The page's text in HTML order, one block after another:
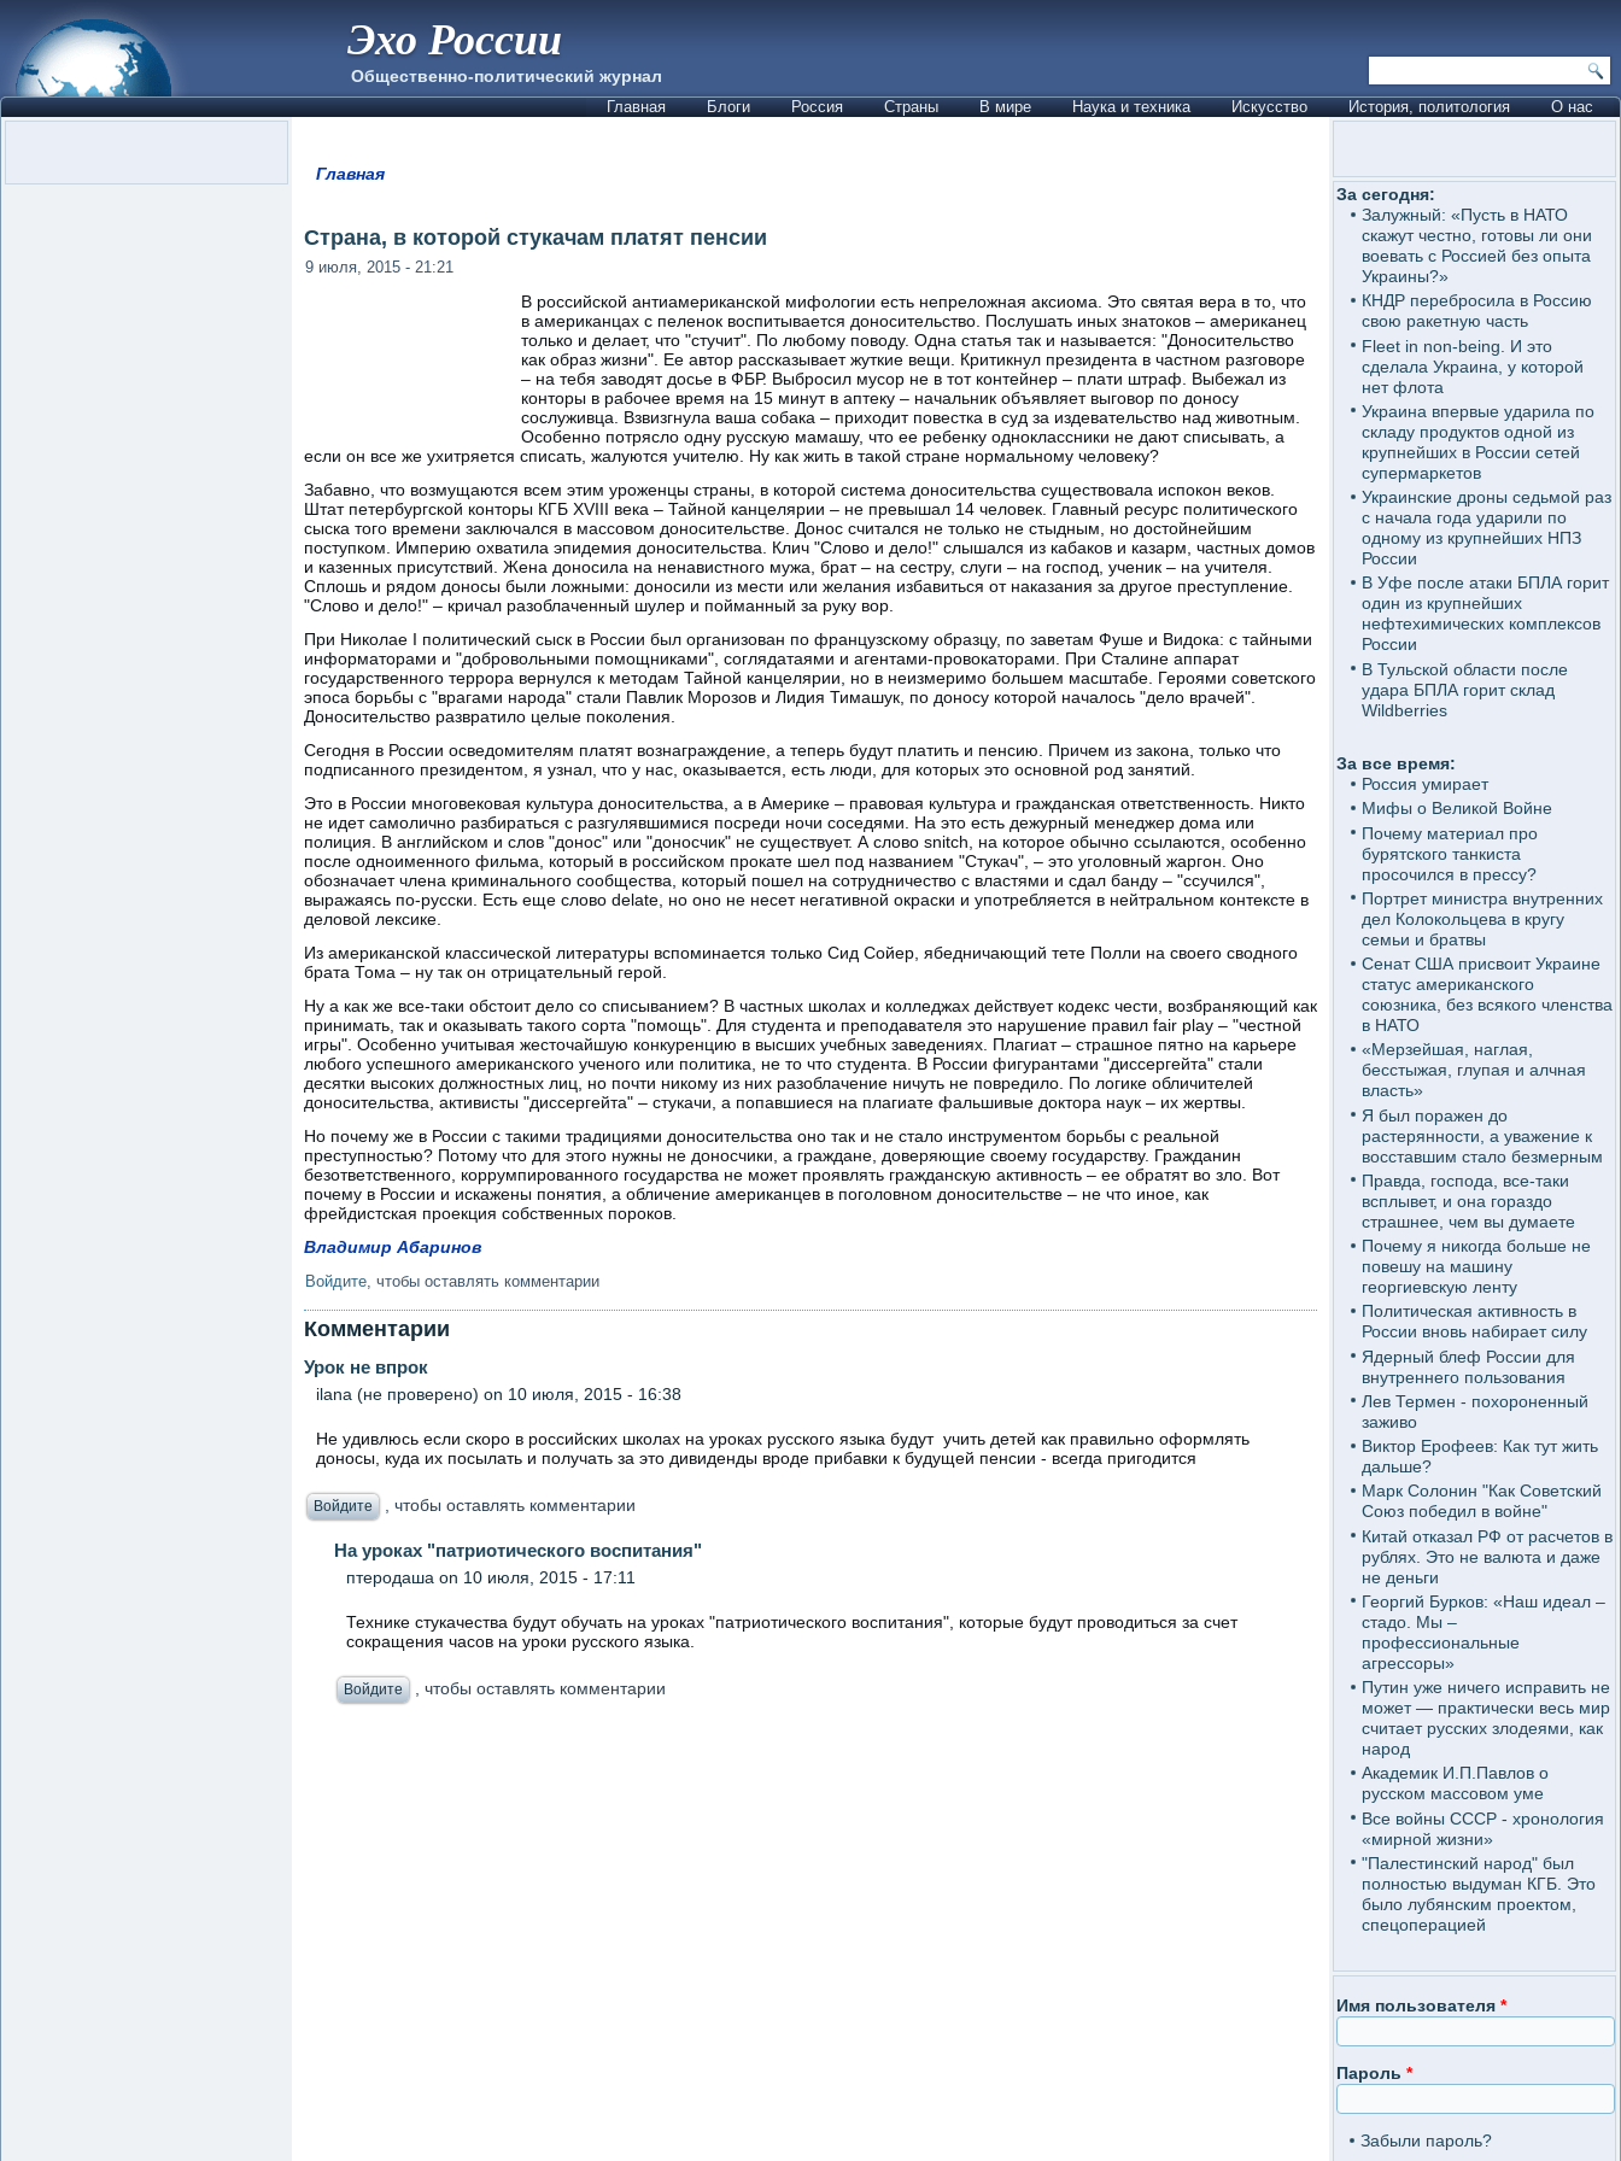
Эхо России
Общественно-политический журнал
Главная Блоги Россия Страны В мире Наука и техника Искусство История, политология О нас
Главная
Страна, в которой стукачам платят пенсии
9 июля, 2015 - 21:21
В российской антиамериканской мифологии есть непреложная аксиома. Это святая вера в то, что
в американцах с пеленок воспитывается доносительство. Послушать иных знатоков – американец
только и делает, что "стучит". По любому поводу. Одна статья так и называется: "Доносительство
как образ жизни". Ее автор рассказывает жуткие вещи. Критикнул президента в частном разговоре
– на тебя заводят досье в ФБР. Выбросил мусор не в тот контейнер – плати штраф. Выбежал из
конторы в рабочее время на 15 минут в аптеку – начальник объявляет выговор по доносу
сослуживца. Взвизгнула ваша собака – приходит повестка в суд за издевательство над животным.
Особенно потрясло одну русскую мамашу, что ее ребенку одноклассники не дают списывать, а
если он все же ухитряется списать, жалуются учителю. Ну как жить в такой стране нормальному человеку?
Забавно, что возмущаются всем этим уроженцы страны, в которой система доносительства существовала испокон веков.
Штат петербургской конторы КГБ XVIII века – Тайной канцелярии – не превышал 14 человек. Главный ресурс политического
сыска того времени заключался в массовом доносительстве. Донос считался не только не стыдным, но достойнейшим
поступком. Империю охватила эпидемия доносительства. Клич "Слово и дело!" слышался из кабаков и казарм, частных домов
и казенных присутствий. Жена доносила на ненавистного мужа, брат – на сестру, слуги – на господ, ученик – на учителя.
Сплошь и рядом доносы были ложными: доносили из мести или желания избавиться от наказания за другое преступление.
"Слово и дело!" – кричал разоблаченный шулер и пойманный за руку вор.
При Николае I политический сыск в России был организован по французскому образцу, по заветам Фуше и Видока: с тайными
информаторами и "добровольными помощниками", соглядатаями и агентами-провокаторами. При Сталине аппарат
государственного террора вернулся к методам Тайной канцелярии, но в неизмеримо большем масштабе. Героями советского
эпоса борьбы с "врагами народа" стали Павлик Морозов и Лидия Тимашук, по доносу которой началось "дело врачей".
Доносительство развратило целые поколения.
Сегодня в России осведомителям платят вознаграждение, а теперь будут платить и пенсию. Причем из закона, только что
подписанного президентом, я узнал, что у нас, оказывается, есть люди, для которых это основной род занятий.
Это в России многовековая культура доносительства, а в Америке – правовая культура и гражданская ответственность. Никто
не идет самолично разбираться с разгулявшимися посреди ночи соседями. На это есть дежурный менеджер дома или
полиция. В английском и слов "донос" или "доносчик" не существует. А слово snitch, на которое обычно ссылаются, особенно
после одноименного фильма, который в российском прокате шел под названием "Стукач", – это уголовный жаргон. Оно
обозначает члена криминального сообщества, который пошел на сотрудничество с властями и сдал банду – "ссучился",
выражаясь по-русски. Есть еще слово delate, но оно не несет негативной окраски и употребляется в нейтральном контексте в
деловой лексике.
Из американской классической литературы вспоминается только Сид Сойер, ябедничающий тете Полли на своего сводного
брата Тома – ну так он отрицательный герой.
Ну а как же все-таки обстоит дело со списыванием? В частных школах и колледжах действует кодекс чести, возбраняющий как
принимать, так и оказывать такого сорта "помощь". Для студента и преподавателя это нарушение правил fair play – "честной
игры". Особенно учитывая жесточайшую конкуренцию в высших учебных заведениях. Плагиат – страшное пятно на карьере
любого успешного американского ученого или политика, не то что студента. В России фигурантами "диссергейта" стали
десятки высоких должностных лиц, но почти никому из них разоблачение ничуть не повредило. По логике обличителей
доносительства, активисты "диссергейта" – стукачи, а попавшиеся на плагиате фальшивые доктора наук – их жертвы.
Но почему же в России с такими традициями доносительства оно так и не стало инструментом борьбы с реальной
преступностью? Потому что для этого нужны не доносчики, а граждане, доверяющие своему государству. Гражданин
безответственного, коррумпированного государства не может проявлять гражданскую активность – ее обратят во зло. Вот
почему в России и искажены понятия, а обличение американцев в поголовном доносительстве – не что иное, как
фрейдистская проекция собственных пороков.
Владимир Абаринов
Войдите , чтобы оставлять комментарии
Комментарии
Урок не впрок
ilana (не проверено) on 10 июля, 2015 - 16:38
Не удивлюсь если скоро в российских школах на уроках русского языка будут учить детей как правильно оформлять
доносы, куда их посылать и получать за это дивиденды вроде прибавки к будущей пенсии - всегда пригодится
Войдите , чтобы оставлять комментарии
На уроках "патриотического воспитания"
птеродаша on 10 июля, 2015 - 17:11
Технике стукачества будут обучать на уроках "патриотического воспитания", которые будут проводиться за счет
сокращения часов на уроки русского языка.
Войдите , чтобы оставлять комментарии
За сегодня:
Залужный: «Пусть в НАТО
скажут честно, готовы ли они
воевать с Россией без опыта
Украины?»
КНДР перебросила в Россию
свою ракетную часть
Fleet in non-being. И это
сделала Украина, у которой
нет флота
Украина впервые ударила по
складу продуктов одной из
крупнейших в России сетей
супермаркетов
Украинские дроны седьмой раз
с начала года ударили по
одному из крупнейших НПЗ
России
В Уфе после атаки БПЛА горит
один из крупнейших
нефтехимических комплексов
России
В Тульской области после
удара БПЛА горит склад
Wildberries
За все время:
Россия умирает
Мифы о Великой Войне
Почему материал про
бурятского танкиста
просочился в прессу?
Портрет министра внутренних
дел Колокольцева в кругу
семьи и братвы
Сенат США присвоит Украине
статус американского
союзника, без всякого членства
в НАТО
«Мерзейшая, наглая,
бесстыжая, глупая и алчная
власть»
Я был поражен до
растерянности, а уважение к
восставшим стало безмерным
Правда, господа, все-таки
всплывет, и она гораздо
страшнее, чем вы думаете
Почему я никогда больше не
повешу на машину
георгиевскую ленту
Политическая активность в
России вновь набирает силу
Ядерный блеф России для
внутреннего пользования
Лев Термен - похороненный
заживо
Виктор Ерофеев: Как тут жить
дальше?
Марк Солонин "Как Советский
Союз победил в войне"
Китай отказал РФ от расчетов в
рублях. Это не валюта и даже
не деньги
Георгий Бурков: «Наш идеал –
стадо. Мы –
профессиональные
агрессоры»
Путин уже ничего исправить не
может — практически весь мир
считает русских злодеями, как
народ
Академик И.П.Павлов о
русском массовом уме
Все войны СССР - хронология
«мирной жизни»
"Палестинский народ" был
полностью выдуман КГБ. Это
было лубянским проектом,
спецоперацией
Имя пользователя *
Пароль *
Забыли пароль?